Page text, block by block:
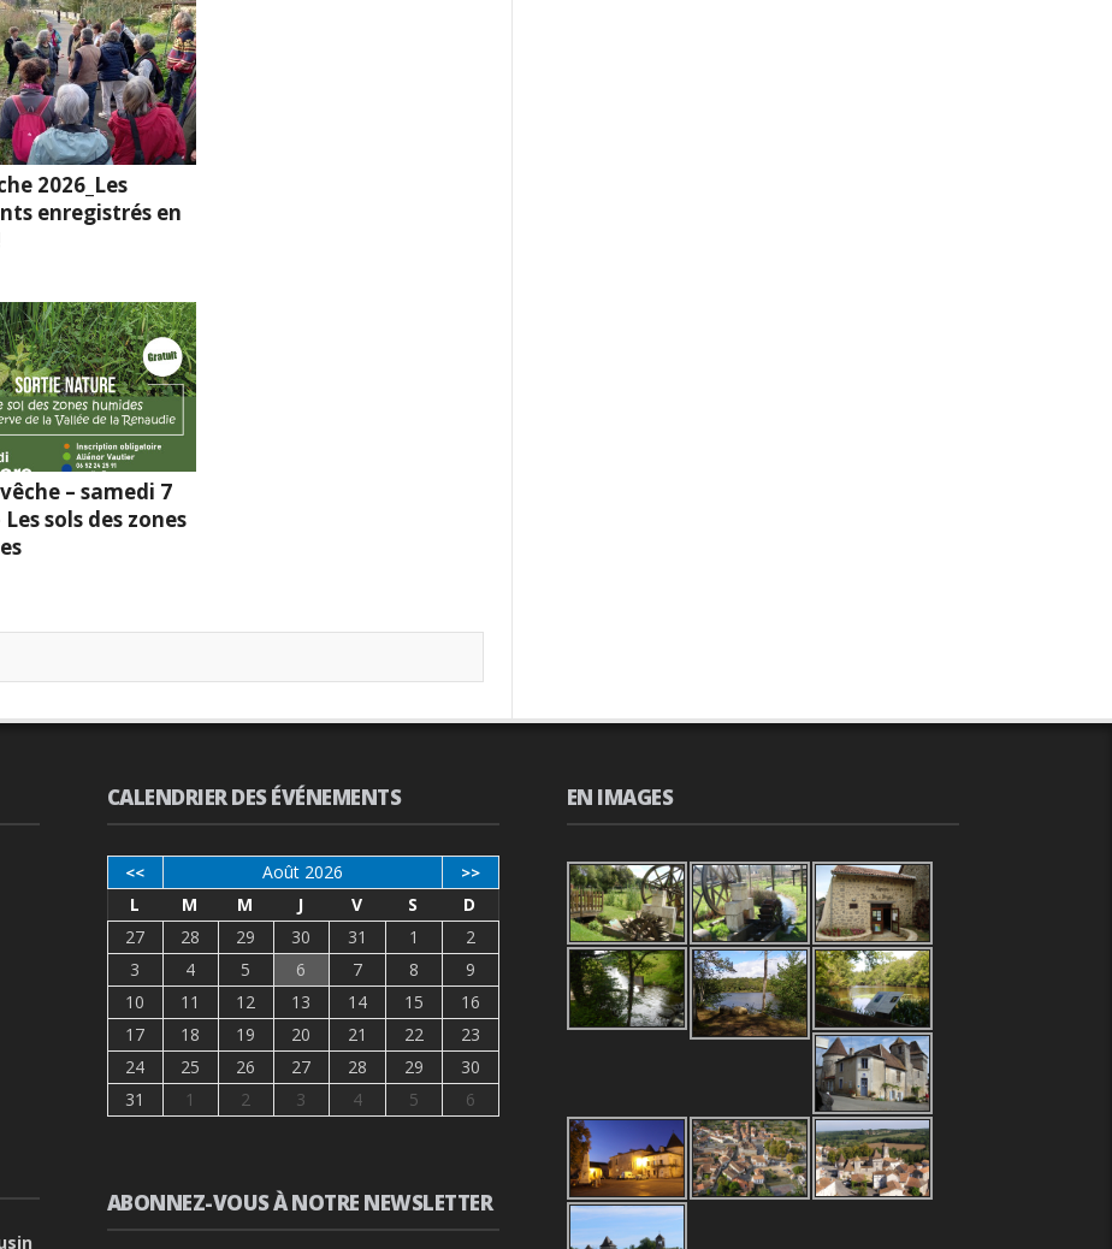
2026_Les
enregistrés en
– samedi 7
sols des zones
CALENDRIER DES ÉVÉNEMENTS
<< Août 2026 >>
L M M J V S
D
27
28 29 30 31 1
2
3
4 5 6 7 8
9
10
11 12 13 14 15
16
17
18 19 20 21 22
23
24
25 26 27 28 29
30
31
1 2 3 4 5 6
ABONNEZ-VOUS À NOTRE NEWSLETTER
EN IMAGES